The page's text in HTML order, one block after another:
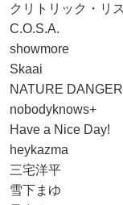
クリトリック・リス
C.O.S.A.
showmore
Skaai
NATURE
nobodyknows+
Have a Nice Day!
heykazma
三宅洋平
雪下まゆ